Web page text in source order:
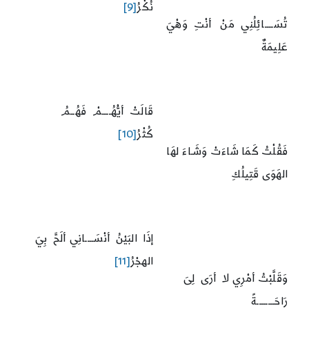
تُسَــــائِلُنِي مَنْ أنْتِ وَهْيَ
عَلِيمَةٌ
نُكْرُ [9]
فَقُلْتُ كَمَا شَاءَتْ وَشَـاءَ لهَا
الهَوَى قَتِيلُكِ
قَالَتْ أيُّهُــــمْ فَهُــمُ
كُثْرُ [10]
وَقَلَّبْتُ أمْرِي لا أرَى لِىَ
رَاحَــــــــةً
إذَا البَيْنُ أنْسَــــانِي ألَحَّ بِيَ
الهجْرُ [11]